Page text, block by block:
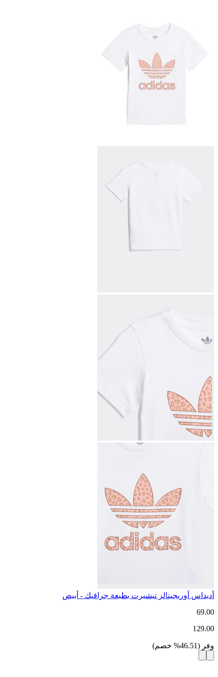
أديداس أوريجينالز تيشيرت بطبعة جرافيك - أبيض
69.00
129.00
وفر (
46.51
% خصم)